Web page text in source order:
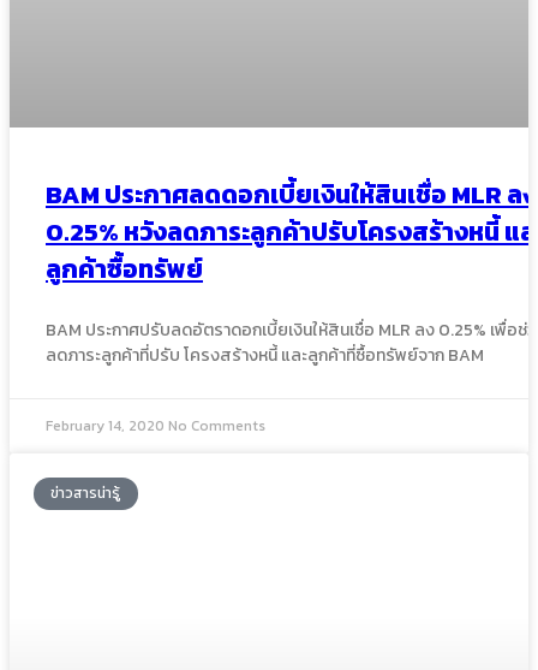
BAM ประกาศลดดอกเบี้ยเงินให้สินเชื่อ MLR ลง
0.25% หวังลดภาระลูกค้าปรับโครงสร้างหนี้ แล
ลูกค้าซื้อทรัพย์
BAM ประกาศปรับลดอัตราดอกเบี้ยเงินให้สินเชื่อ MLR ลง 0.25% เพื่อช่
ลดภาระลูกค้าที่ปรับ โครงสร้างหนี้ และลูกค้าที่ซื้อทรัพย์จาก BAM
February 14, 2020 No Comments
ข่าวสารน่ารู้